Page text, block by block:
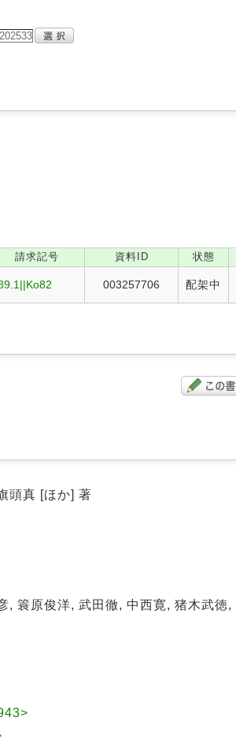
請求記号 資料ID 状態
003257706 配架中
頭真 [ほか] 著
, 簑原俊洋, 武田徹, 中西寛, 猪木武徳,